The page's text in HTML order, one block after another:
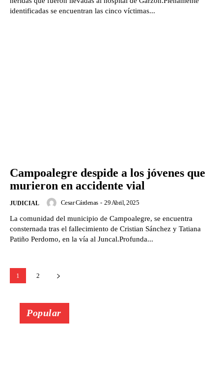
identificadas se encuentran las cinco víctimas...
Campoalegre despide a los jóvenes que
murieron en accidente vial
JUDICIAL Cesar Cárdenas - 29 Abril, 2025
La comunidad del municipio de Campoalegre, se encuentra
consternada tras el fallecimiento de Cristian Sánchez y Tatiana
Patiño Perdomo, en la vía al Juncal.Profunda...
1 2
Popular